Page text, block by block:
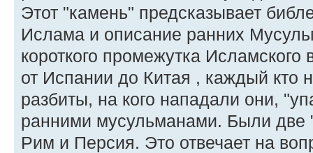
Этот "камень" предсказывает
Ислама и описание ранних
короткого промежутка
от Испании до Китая , каждый кто
разбиты, на кого нападали они,
ранними мусульманами. Были две
Рим и Персия. Это отвечает на